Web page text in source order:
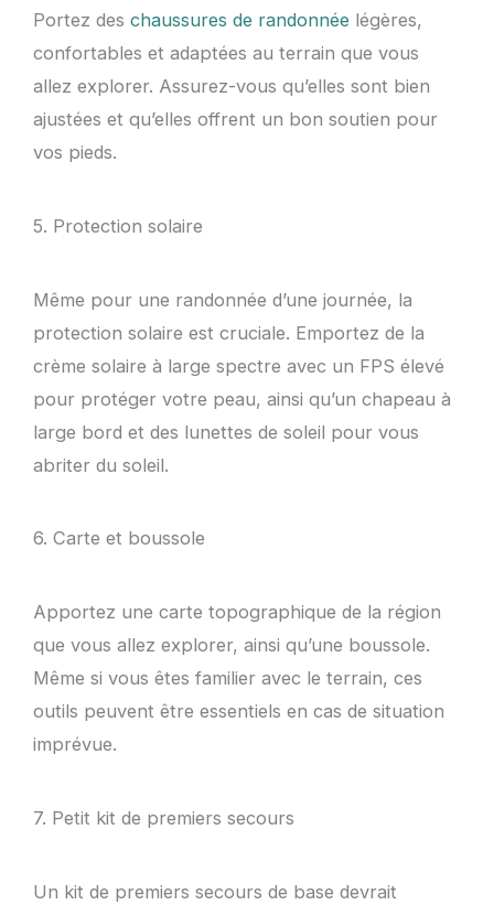
Portez des chaussures de randonnée légères,
confortables et adaptées au terrain que vous
allez explorer. Assurez-vous qu’elles sont bien
ajustées et qu’elles offrent un bon soutien pour
vos pieds.
5. Protection solaire
Même pour une randonnée d’une journée, la
protection solaire est cruciale. Emportez de la
crème solaire à large spectre avec un FPS élevé
pour protéger votre peau, ainsi qu’un chapeau à
large bord et des lunettes de soleil pour vous
abriter du soleil.
6. Carte et boussole
Apportez une carte topographique de la région
que vous allez explorer, ainsi qu’une boussole.
Même si vous êtes familier avec le terrain, ces
outils peuvent être essentiels en cas de situation
imprévue.
7. Petit kit de premiers secours
Un kit de premiers secours de base devrait